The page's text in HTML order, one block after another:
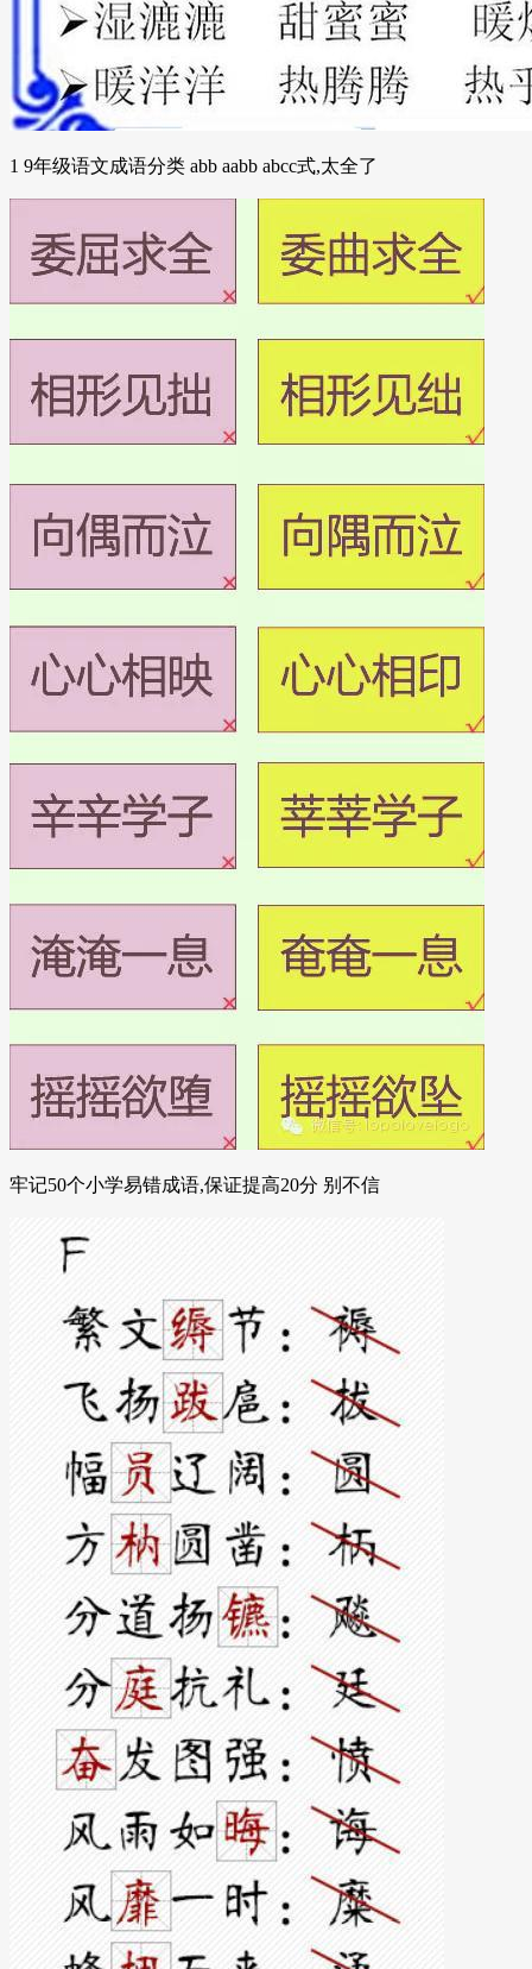
1 9年级语文成语分类 abb aabb abcc式,太全了
牢记50个小学易错成语,保证提高20分 别不信